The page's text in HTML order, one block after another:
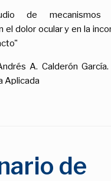
de mecanismos
el dolor ocular y en la
A. Calderón
Aplicada
de